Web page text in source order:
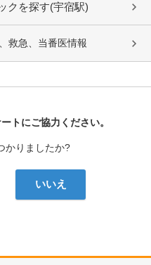
クを探す(宇宿駅)
救急、当番医情報
トにご協力ください。
かりましたか?
いいえ